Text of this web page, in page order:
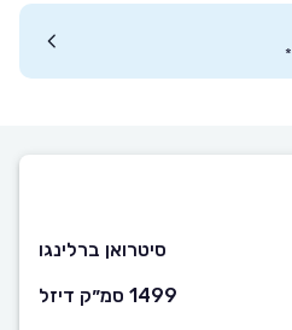
*
סיטרואן ברלינגו
1499 סמ״ק דיזל